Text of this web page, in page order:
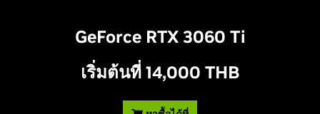
GeForce RTX 3060 Ti
เริ่มต้นที่ 14,000 THB